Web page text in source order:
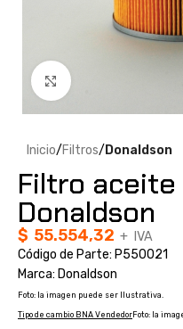
Clic para ampliar
Inicio Filtros Donaldson
Filtro aceite
Donaldson
$ 55.554,32 + IVA
Código de Parte: P550021
Marca: Donaldson
Foto: la imagen puede ser Ilustrativa.
Tipo de cambio BNA Vendedor Foto: la